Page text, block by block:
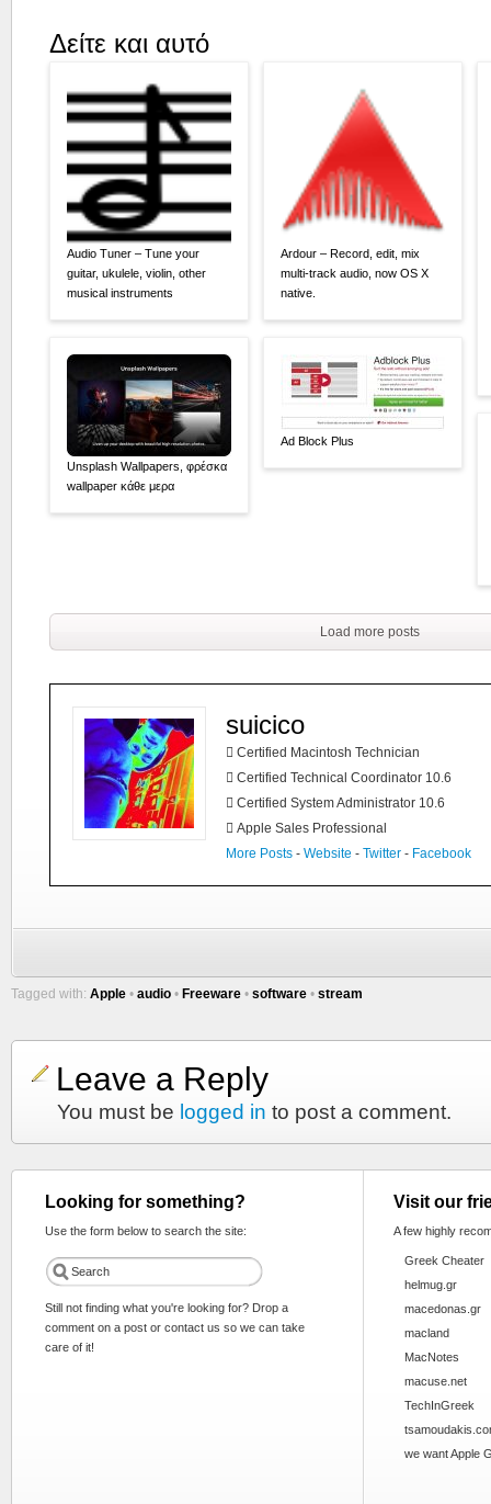
Δείτε και αυτό
Audio Tuner – Tune your
guitar, ukulele, violin, other
musical instruments
Unsplash Wallpapers, φρέσκα
wallpaper κάθε μερα
Ardour – Record, edit, mix
multi-track audio, now OS X
native.
Ad Block Plus
Load more posts
suicico
 Certified Macintosh Technician
 Certified Technical Coordinator 10.6
 Certified System Administrator 10.6
 Apple Sales Professional
More Posts - Website - Twitter - Facebook
Tagged with: Apple • audio • Freeware • software • stream
Leave a Reply
You must be logged in to post a comment.
Looking for something?
Use the form below to search the site:
Still not finding what you're looking for? Drop a
comment on a post or contact us so we can take
care of it!
Visit our
A few highly
Greek Cheater
helmug.gr
macedonas.gr
macland
MacNotes
macuse.net
TechInGreek
we want Apple